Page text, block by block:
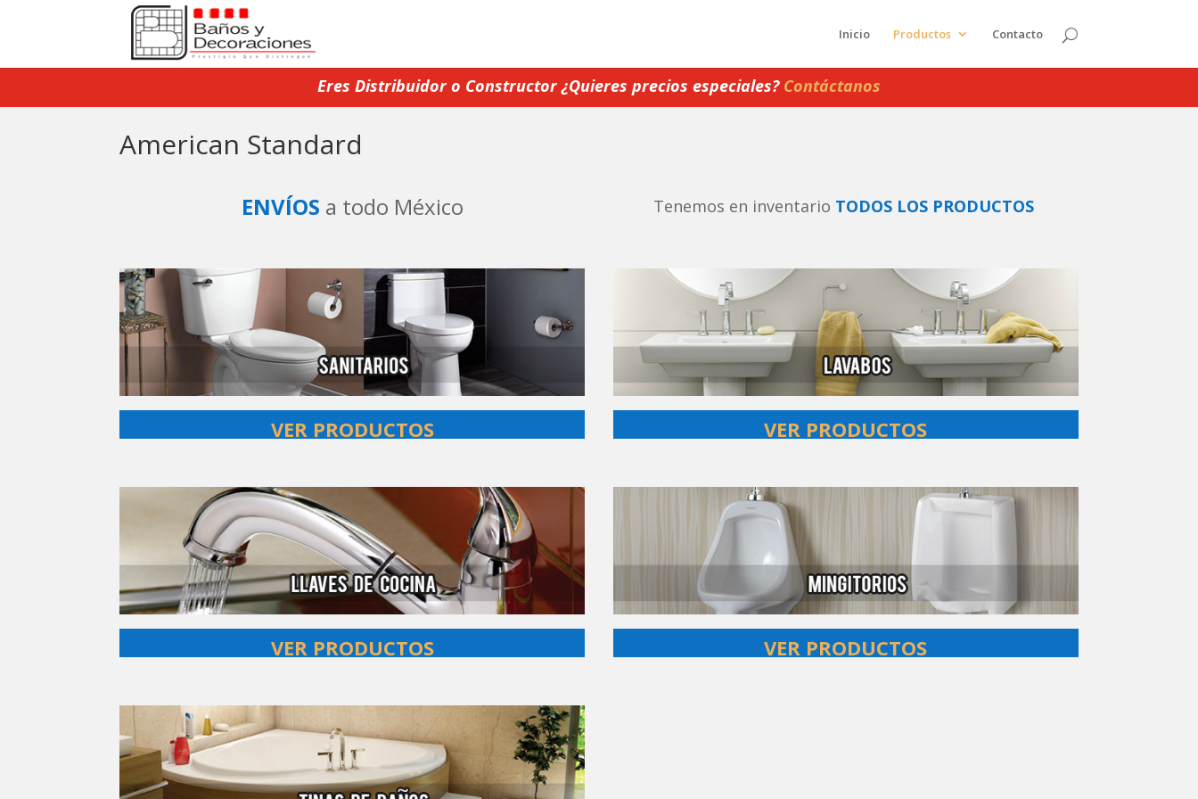
Inicio Productos Contacto
Eres Distribuidor o Constructor ¿Quieres precios especiales? Contáctanos
American Standard
ENVÍOS a todo México Tenemos en inventario TODOS LOS PRODUCTOS
VER PRODUCTOS VER PRODUCTOS
VER PRODUCTOS VER PRODUCTOS